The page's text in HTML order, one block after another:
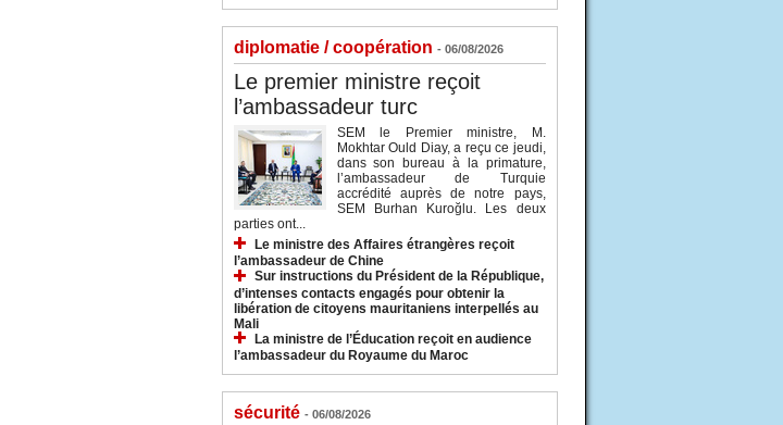
diplomatie / coopération - 06/08/2026
Le premier ministre reçoit
l’ambassadeur turc
SEM le Premier ministre, M.
Mokhtar Ould Diay, a reçu ce jeudi,
dans son bureau à la primature,
l’ambassadeur de Turquie
accrédité auprès de notre pays,
SEM Burhan Kuroğlu. Les deux
parties ont...
Le ministre des Affaires étrangères reçoit
l’ambassadeur de Chine
Sur instructions du Président de la République,
d’intenses contacts engagés pour obtenir la
libération de citoyens mauritaniens interpellés au
Mali
La ministre de l’Éducation reçoit en audience
l’ambassadeur du Royaume du Maroc
sécurité - 06/08/2026